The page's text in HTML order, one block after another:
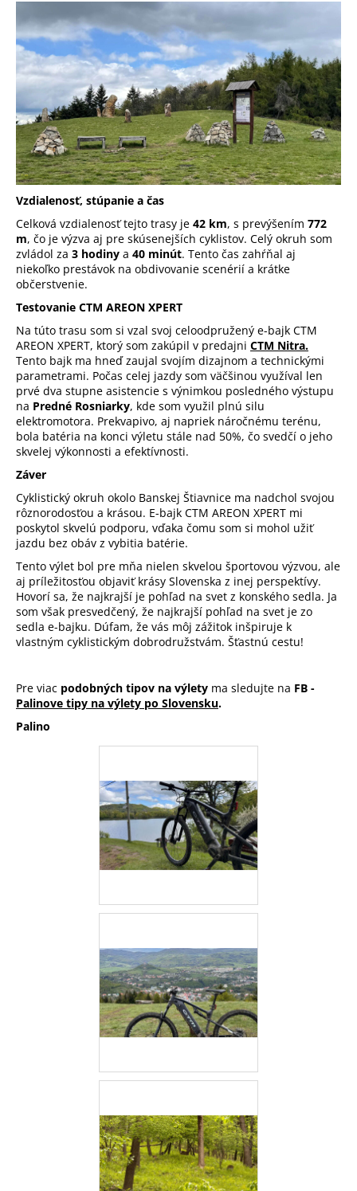
Vzdialenosť, stúpanie a čas
Celková vzdialenosť tejto trasy je 42 km, s prevýšením 772
m, čo je výzva aj pre skúsenejších cyklistov. Celý okruh som
zvládol za 3 hodiny a 40 minút. Tento čas zahŕňal aj
niekoľko prestávok na obdivovanie scenérií a krátke
občerstvenie.
Testovanie CTM AREON XPERT
Na túto trasu som si vzal svoj celoodpružený e-bajk CTM
AREON XPERT, ktorý som zakúpil v predajni CTM Nitra.
Tento bajk ma hneď zaujal svojím dizajnom a technickými
parametrami. Počas celej jazdy som väčšinou využíval len
prvé dva stupne asistencie s výnimkou posledného výstupu
na Predné Rosniarky, kde som využil plnú silu
elektromotora. Prekvapivo, aj napriek náročnému terénu,
bola batéria na konci výletu stále nad 50%, čo svedčí o jeho
skvelej výkonnosti a efektívnosti.
Záver
Cyklistický okruh okolo Banskej Štiavnice ma nadchol svojou
rôznorodosťou a krásou. E-bajk CTM AREON XPERT mi
poskytol skvelú podporu, vďaka čomu som si mohol užiť
jazdu bez obáv z vybitia batérie.
Tento výlet bol pre mňa nielen skvelou športovou výzvou, ale
aj príležitosťou objaviť krásy Slovenska z inej perspektívy.
Hovorí sa, že najkrajší je pohľad na svet z konského sedla. Ja
som však presvedčený, že najkrajší pohľad na svet je zo
sedla e-bajku. Dúfam, že vás môj zážitok inšpiruje k
vlastným cyklistickým dobrodružstvám. Šťastnú cestu!
Pre viac podobných tipov na výlety ma sledujte na FB -
Palinove tipy na výlety po Slovensku.
Palino